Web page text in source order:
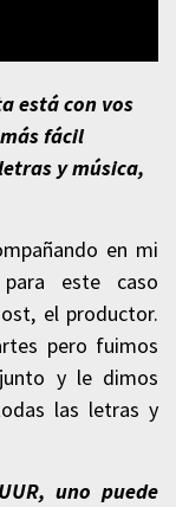
está con vos
fácil
y música,
en mi
este caso
el productor.
pero fuimos
y le dimos
las letras y
uno puede